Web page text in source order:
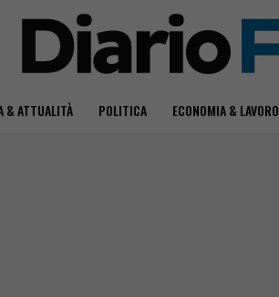
& ATTUALITÀ POLITICA ECONOMIA & LAVORO